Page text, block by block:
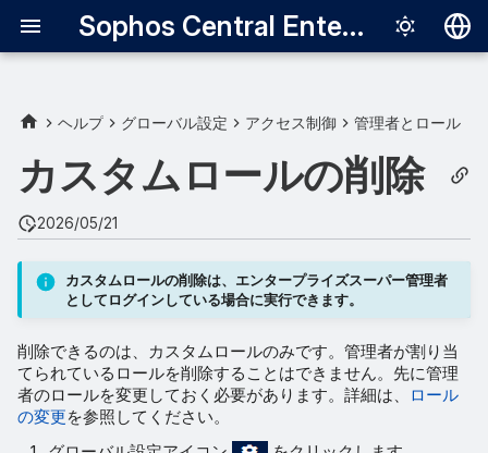
Sophos Central Enterprise
English
Español
Français
Italiano
日本語
Português
中文（繁體）
ヘルプ グローバル設定 アクセス制御 管理者とロール
カスタムロールの削除
2026/05/21
カスタムロールの削除は、エンタープライズスーパー管理者
としてログインしている場合に実行できます。
削除できるのは、カスタムロールのみです。管理者が割り当
てられているロールを削除することはできません。先に管理
者のロールを変更しておく必要があります。詳細は、
ロール
の変更を参照してください。